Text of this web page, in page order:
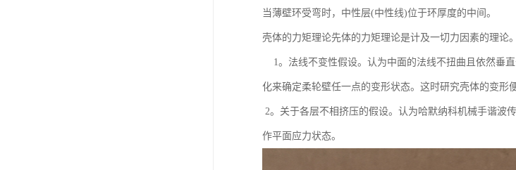
当薄壁环受弯时，中性层(中性线)位于环厚度的中间。
壳体的力矩理论先体的力矩理论是计及一切力因素的理论
1。法线不变性假设。认为中面的法线不扭曲且依然垂
化来确定柔轮壁任一点的变形状态。这时研究壳体的变形
2。关于各层不相挤压的假设。认为哈默纳科机械手谐波
作平面应力状态。